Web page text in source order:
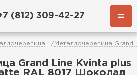
(812) 309-42-27
Металлочерепица Grand
Grand Line Kvinta plus
RAL 8017 Шоколад